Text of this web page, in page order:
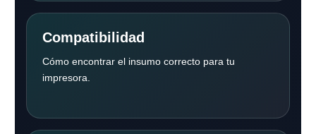
Compatibilidad
Cómo encontrar el insumo correcto para tu
impresora.